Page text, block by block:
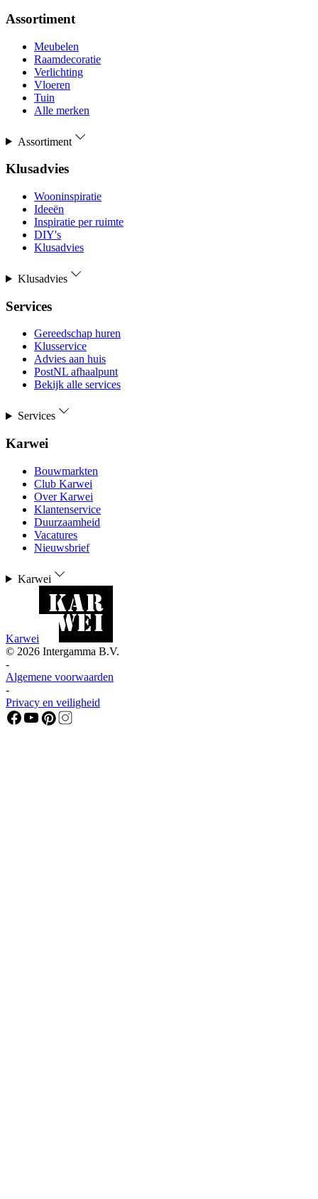
Assortiment
Meubelen
Raamdecoratie
Verlichting
Vloeren
Tuin
Alle merken
Assortiment
Klusadvies
Wooninspiratie
Ideeën
Inspiratie per ruimte
DIY's
Klusadvies
Klusadvies
Services
Gereedschap huren
Klusservice
Advies aan huis
PostNL afhaalpunt
Bekijk alle services
Services
Karwei
Bouwmarkten
Club Karwei
Over Karwei
Klantenservice
Duurzaamheid
Vacatures
Nieuwsbrief
Karwei
Karwei
© 2026 Intergamma B.V.
-
Algemene voorwaarden
-
Privacy en veiligheid